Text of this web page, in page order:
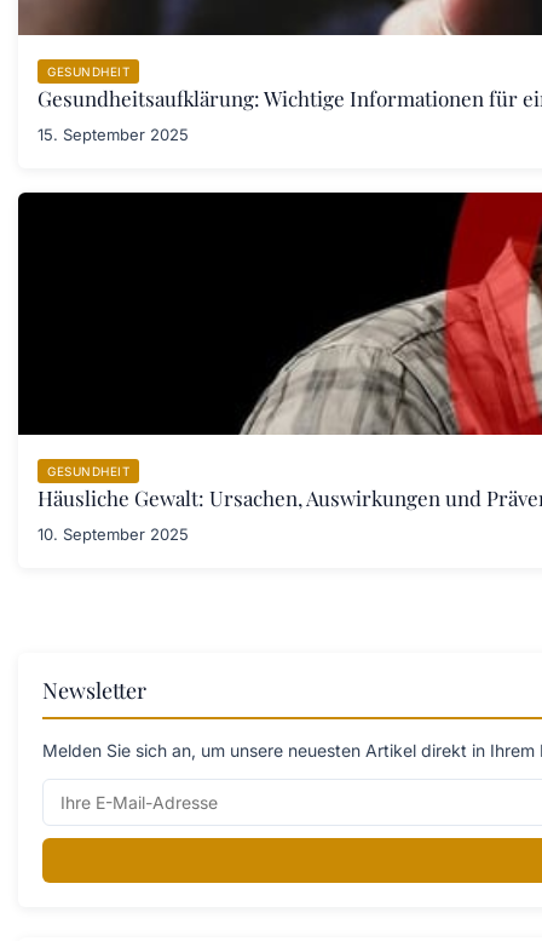
GESUNDHEIT
Gesundheitsaufklärung: Wichtige Informationen für
15. September 2025
GESUNDHEIT
Häusliche Gewalt: Ursachen, Auswirkungen und
10. September 2025
Newsletter
Melden Sie sich an, um unsere neuesten Artikel direkt in